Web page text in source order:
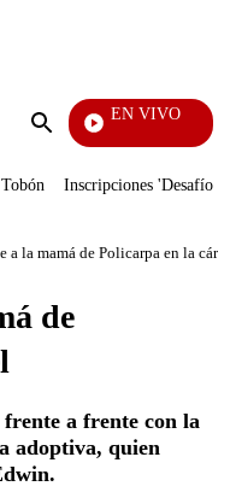
Enviar
EN VIVO
Vecinos
Inscripciones 'Desafío'
a la mamá de Policarpa en la
de
a frente con la
adoptiva, quien